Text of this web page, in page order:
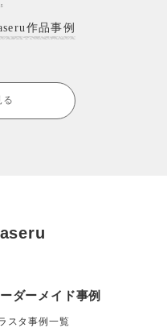
作品事例
る
ダーメイド事例
スタ事例一覧